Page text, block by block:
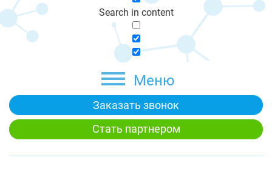
Search in content
Меню
Заказать звонок
Стать партнером